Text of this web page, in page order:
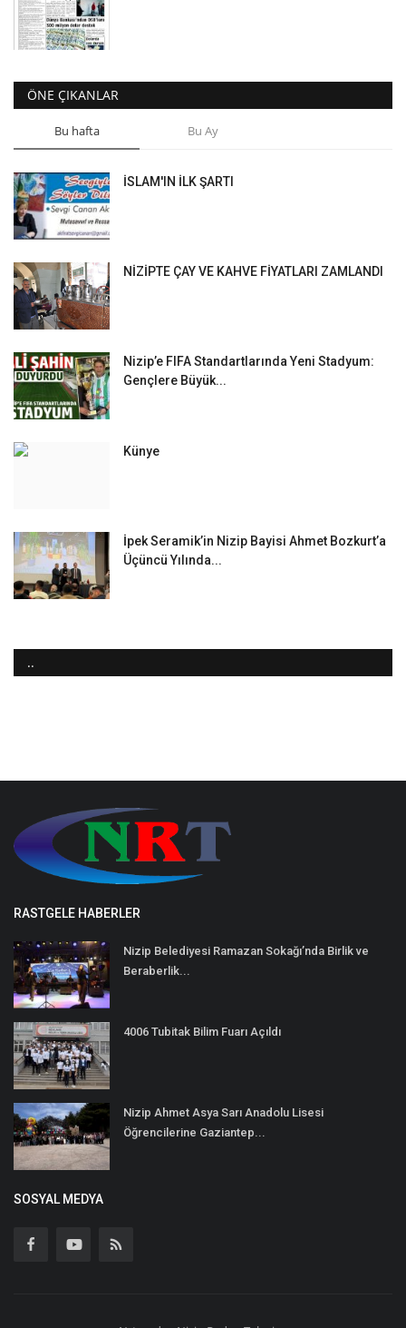
ÖNE ÇIKANLAR
Bu hafta Bu Ay
İSLAM'IN İLK ŞARTI
NİZİPTE ÇAY VE KAHVE FİYATLARI ZAMLANDI
Nizip’e FIFA Standartlarında Yeni Stadyum:
Gençlere Büyük...
Künye
İpek Seramik’in Nizip Bayisi Ahmet Bozkurt’a
Üçüncü Yılında...
..
RASTGELE HABERLER
Nizip Belediyesi Ramazan Sokağı’nda Birlik ve
Beraberlik...
4006 Tubitak Bilim Fuarı Açıldı
Nizip Ahmet Asya Sarı Anadolu Lisesi
Öğrencilerine Gaziantep...
SOSYAL MEDYA